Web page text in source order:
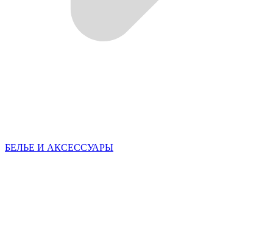
БЕЛЬЕ И АКСЕССУАРЫ